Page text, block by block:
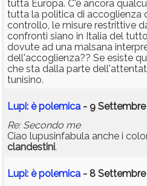
tutta Europa. C'è ancora
tutta la politica di accoglienza
controllo, le misure restrittive
confronti siano in Italia del
dovute ad una malsana
dell'accoglienza?? Se esiste
che sta dalla parte
tunisino.
Lupi: è polemica - 9
Re: Secondo me
Ciao lupusinfabula anche i
clandestini.
Lupi: è polemica - 8